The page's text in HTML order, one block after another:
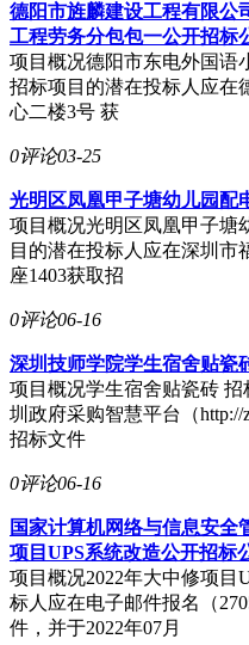
德阳市旌麟建设工程有限公
工程劳务分包包一公开招标
项目概况德阳市东电外国语
招标项目的潜在投标人应在
心二楼3号 获
0评论03-25
光明区凤凰甲子塘幼儿园配
项目概况光明区凤凰甲子塘
目的潜在投标人应在深圳市
座1403获取招
0评论06-16
深圳技师学院学生宿舍贴瓷
项目概况学生宿舍贴瓷砖
圳政府采购智慧平台（http://
招标文件
0评论06-16
国家计算机网络与信息安全
项目UPS系统改造公开招标
项目概况2022年大中修项目
标人应在电子邮件报名（
件，并于2022年07月